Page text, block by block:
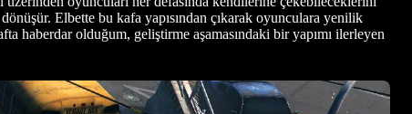
Elbette bu kafa yapısından çıkarak oyunculara yenilik
haberdar olduğum, geliştirme aşamasındaki bir yapımı ilerleyen